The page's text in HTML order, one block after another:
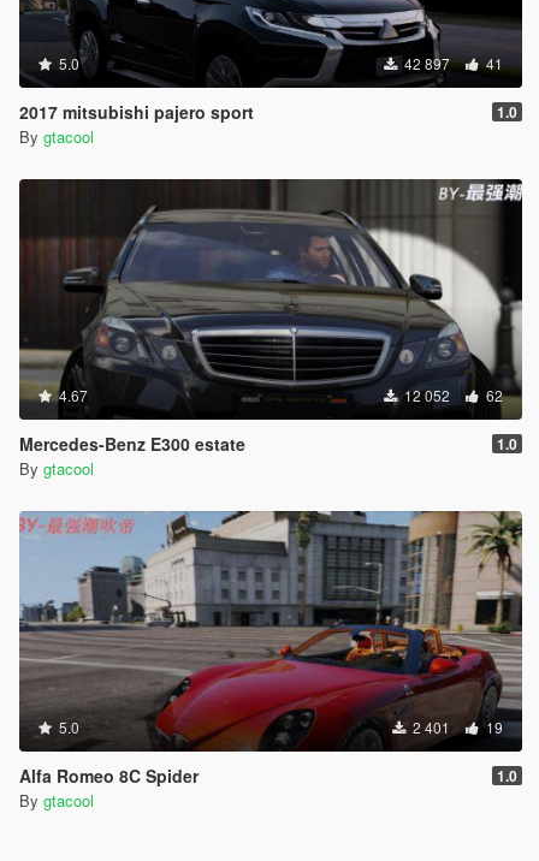
5.0 42 897 41
2017 mitsubishi pajero sport 1.0
By gtacool
4.67 12 052 62
Mercedes-Benz E300 estate 1.0
By gtacool
5.0 2 401 19
Alfa Romeo 8C Spider 1.0
By gtacool